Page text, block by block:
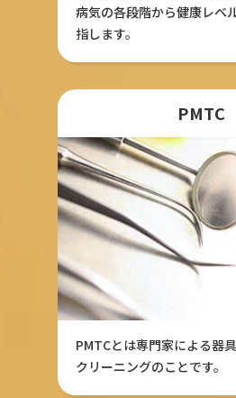
病気の各段階から健康レベ
指します。
PMTC
PMTCとは専門家による器
クリーニングのことです。